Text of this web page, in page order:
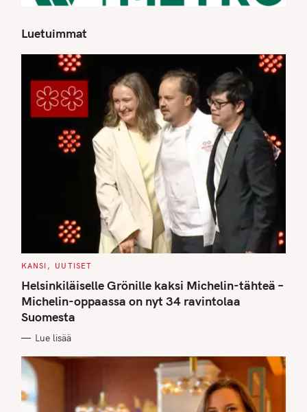
Luetuimmat
C
T
E
G
O
R
I
S
KANSI UUTISET
Helsinkiläiselle Grönille kaksi Michelin-tähteä –
Michelin-oppaassa on nyt 34 ravintolaa
Suomesta
Lue lisää